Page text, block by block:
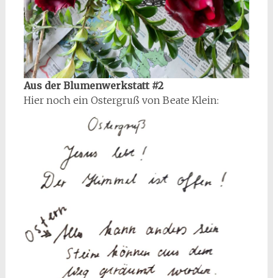
Aus der Blumenwerkstatt #2
Hier noch ein Ostergruß von Beate Klein: